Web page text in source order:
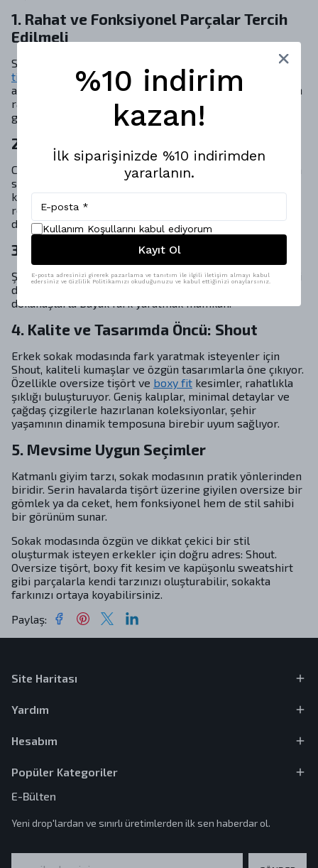
1. Rahat ve Fonksiyonel Parçalar Tercih
Edilmeli
Sokak modasının temelinde konfor yer alır.
tişört
, bol kesim pantolon, kapüşonlu sweatshirt
ayakkabı gibi parçalar; bu tarzın vazgeçilmezleridir. Hem
rahat hem de stil sahibi bir görünüm için bu parçaları
günlük kombinlere dahil etmek oldukça etkili olur.
2. Renk ve Desen Uyumu
Cesur desenler ve dikkat çekici renkler, sokak modasında
sıkça tercih edilir. Ancak bu canlılığı dengeli bir şekilde
kullanmak önemlidir. Sade pantolonlarla kombinlenen
renkli ya da grafik baskılı bir üst, dikkat çekici ama
dengeli bir stil sunar.
3. Aksesuarlarla Tarzı Tamamlamak
Şapka, bel çantası, zincir aksesuarlar ya da gözlükler gibi
detaylar; sokak stilinin olmazsa olmazlarındandır. Ufak
dokunuşlarla büyük fark yaratmak mümkün.
4. Kalite ve Tasarımda Öncü: Shout
Erkek sokak modasında fark yaratmak isteyenler için
Shout, kaliteli kumaşlar ve özgün tasarımlarla öne çıkıyor.
Özellikle oversize tişört ve boxy fit kesimler, rahatlıkla
şıklığı buluşturuyor. Geniş kalıplar, minimal detaylar ve
çağdaş çizgilerle hazırlanan koleksiyonlar, şehir
yaşamının dinamik temposuna birebir uyum sağlıyor.
5. Mevsime Uygun Seçimler
Katmanlı giyim tarzı, sokak modasının pratik yönlerinden
biridir. Serin havalarda tişört üzerine giyilen oversize bir
gömlek ya da ceket, hem fonksiyonel hem de stil sahibi
bir görünüm sunar.
Sokak modasında özgün ve dikkat çekici bir stil
oluşturmak isteyen erkekler için doğru adres: Shout.
Oversize tişört, boxy fit kesim ve kapüşonlu sweatshirt
gibi parçalarla kendi tarzınızı oluşturabilir, sokakta
farkınızı ortaya koyabilirsiniz.
Paylaş:
Site Haritası
Yardım
Hesabım
Popüler Kategoriler
E-Bülten
Yeni drop'lardan ve sınırlı üretimlerden ilk sen haberdar ol.
%10 indirim
kazan!
İlk siparişinizde %10 indirimden
yararlanın.
Kullanım Koşullarını kabul ediyorum
Kayıt Ol
E-posta adresinizi girerek pazarlama ve tanıtım ile ilgili iletişim almayı kabul
edersiniz ve Gizlilik Politikamızı okuduğunuzu ve kabul ettiğinizi onaylarsınız.